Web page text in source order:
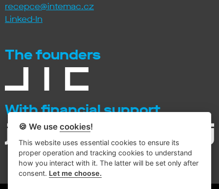
recepce@intemac.cz
Linked-In
The founders
With financial support
🍪 We usecookies!
This website uses essential cookies to ensure its
proper operation and tracking cookies to understand
how you interact with it. The latter will be set only after
consent. Let me choose.